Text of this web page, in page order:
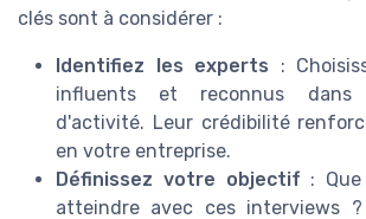
clés sont à considérer :
Identifiez les experts :
influents et reconnus dans
d'activité. Leur crédibilité
en votre entreprise.
Définissez votre objectif :
atteindre avec ces interviews